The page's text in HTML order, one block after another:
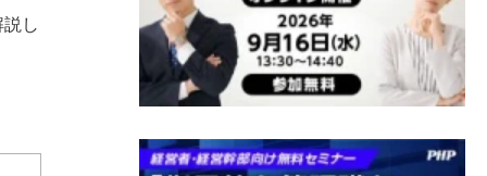
し